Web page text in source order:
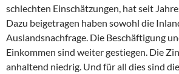
schlechten Einschätzungen, hat seit
Dazu beigetragen haben sowohl die
Auslandsnachfrage. Die Beschäftigung
Einkommen sind weiter gestiegen. Die
anhaltend niedrig. Und für all dies sind